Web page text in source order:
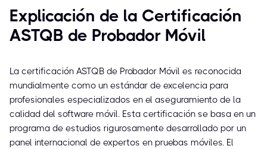
Explicación de la Certificación
ASTQB de Probador Móvil
La certificación ASTQB de Probador Móvil es reconocida
mundialmente como un estándar de excelencia para
profesionales especializados en el aseguramiento de la
calidad del software móvil. Esta certificación se basa en un
programa de estudios rigurosamente desarrollado por un
panel internacional de expertos en pruebas móviles. El